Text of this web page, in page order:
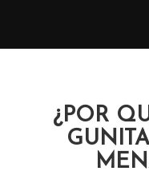
¿POR